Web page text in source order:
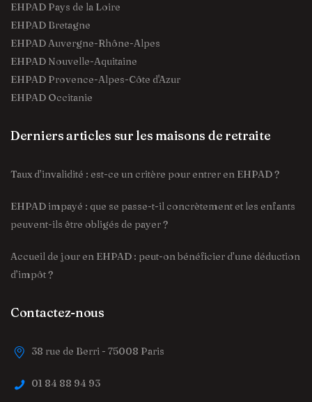
EHPAD Pays de la Loire
EHPAD Bretagne
EHPAD Auvergne-Rhône-Alpes
EHPAD Nouvelle-Aquitaine
EHPAD Provence-Alpes-Côte d'Azur
EHPAD Occitanie
Derniers articles sur les maisons de retraite
Taux d’invalidité : est-ce un critère pour entrer en EHPAD ?
EHPAD impayé : que se passe-t-il concrètement et les enfants
peuvent-ils être obligés de payer ?
Accueil de jour en EHPAD : peut-on bénéficier d’une déduction
d’impôt ?
Contactez-nous
38 rue de Berri - 75008 Paris
01 84 88 94 93